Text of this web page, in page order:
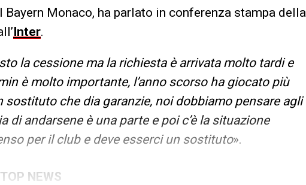
Bayern Monaco, ha parlato in conferenza stampa della
Inter.
la cessione ma la richiesta è arrivata molto tardi e
è molto importante, l’anno scorso ha giocato più
sostituto che dia garanzie, noi dobbiamo pensare agli
di andarsene è una parte e poi c’è la situazione
per il club e deve esserci un sostituto».
NEWS